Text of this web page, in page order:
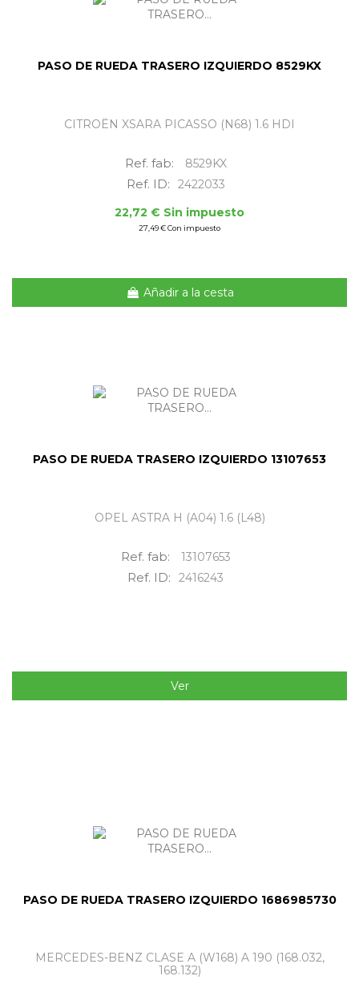
PASO DE RUEDA TRASERO IZQUIERDO 8529KX
CITROËN XSARA PICASSO (N68) 1.6 HDI
Ref. fab: 8529KX
Ref. ID:
2422033
22,72 € Sin impuesto
27,49 € Con impuesto
Añadir a la cesta
PASO DE RUEDA TRASERO IZQUIERDO 13107653
OPEL ASTRA H (A04) 1.6 (L48)
Ref. fab: 13107653
Ref. ID: 2416243
Ver
PASO DE RUEDA TRASERO IZQUIERDO 1686985730
MERCEDES-BENZ CLASE A (W168) A 190 (168.032,
168.132)